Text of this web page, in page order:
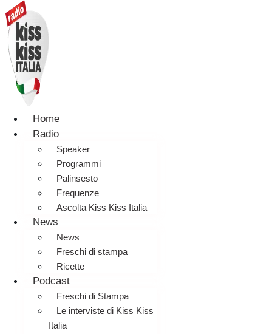
Home
Radio
Speaker
Programmi
Palinsesto
Frequenze
Ascolta Kiss Kiss Italia
News
News
Freschi di stampa
Ricette
Podcast
Freschi di Stampa
Le interviste di Kiss Kiss
Italia